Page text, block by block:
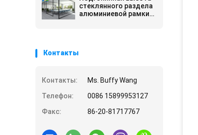
алюминиевой рамкой
стеклянного раздела
алюминиевой рамки
Контакты
Контакты:
Ms. Buffy Wang
Телефон:
0086 15899953127
Факс:
86-20-81717767